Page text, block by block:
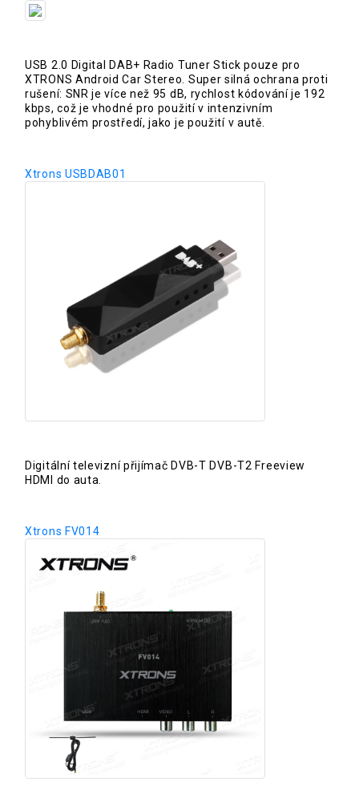
USB 2.0 Digital DAB+ Radio Tuner Stick pouze pro
XTRONS Android Car Stereo. Super silná ochrana proti
rušení: SNR je více než 95 dB, rychlost kódování je 192
kbps, což je vhodné pro použití v intenzivním
pohyblivém prostředí, jako je použití v autě.
Xtrons USBDAB01
Digitální televizní přijímač DVB-T DVB-T2 Freeview
HDMI do auta.
Xtrons FV014